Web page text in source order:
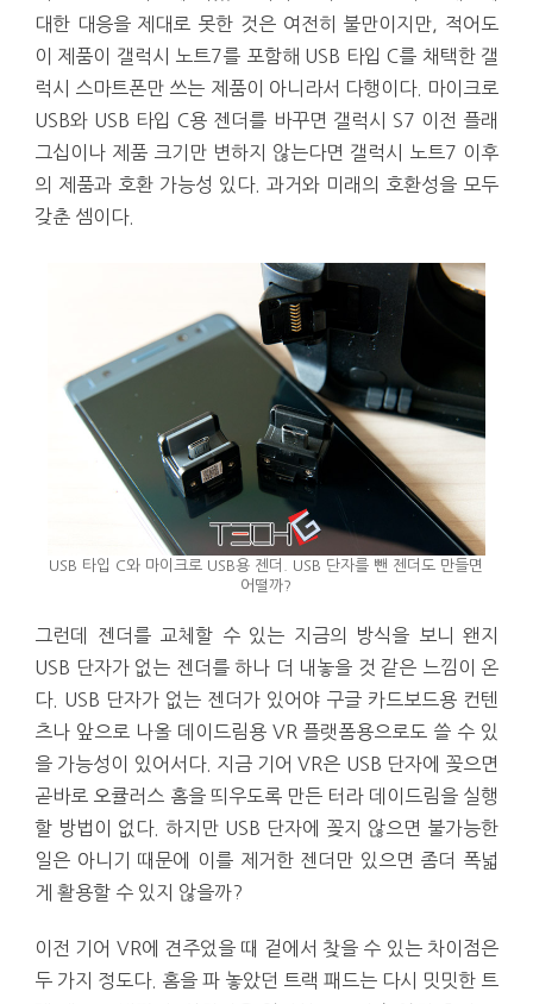
대한 대응을 제대로 못한 것은 여전히 불만이지만, 적어도
이 제품이 갤럭시 노트7를 포함해 USB 타입 C를 채택한 갤
럭시 스마트폰만 쓰는 제품이 아니라서 다행이다. 마이크로
USB와 USB 타입 C용 젠더를 바꾸면 갤럭시 S7 이전 플래
그십이나 제품 크기만 변하지 않는다면 갤럭시 노트7 이후
의 제품과 호환 가능성 있다. 과거와 미래의 호환성을 모두
갖춘 셈이다.
USB 타입 C와 마이크로 USB용 젠더. USB 단자를 뺀 젠더도 만들면
어떨까?
그런데 젠더를 교체할 수 있는 지금의 방식을 보니 왠지
USB 단자가 없는 젠더를 하나 더 내놓을 것 같은 느낌이 온
다. USB 단자가 없는 젠더가 있어야 구글 카드보드용 컨텐
츠나 앞으로 나올 데이드림용 VR 플랫폼용으로도 쓸 수 있
을 가능성이 있어서다. 지금 기어 VR은 USB 단자에 꽂으면
곧바로 오큘러스 홈을 띄우도록 만든 터라 데이드림을 실행
할 방법이 없다. 하지만 USB 단자에 꽂지 않으면 불가능한
일은 아니기 때문에 이를 제거한 젠더만 있으면 좀더 폭넓
게 활용할 수 있지 않을까?
이전 기어 VR에 견주었을 때 겉에서 찾을 수 있는 차이점은
두 가지 정도다. 홈을 파 놓았던 트랙 패드는 다시 밋밋한 트